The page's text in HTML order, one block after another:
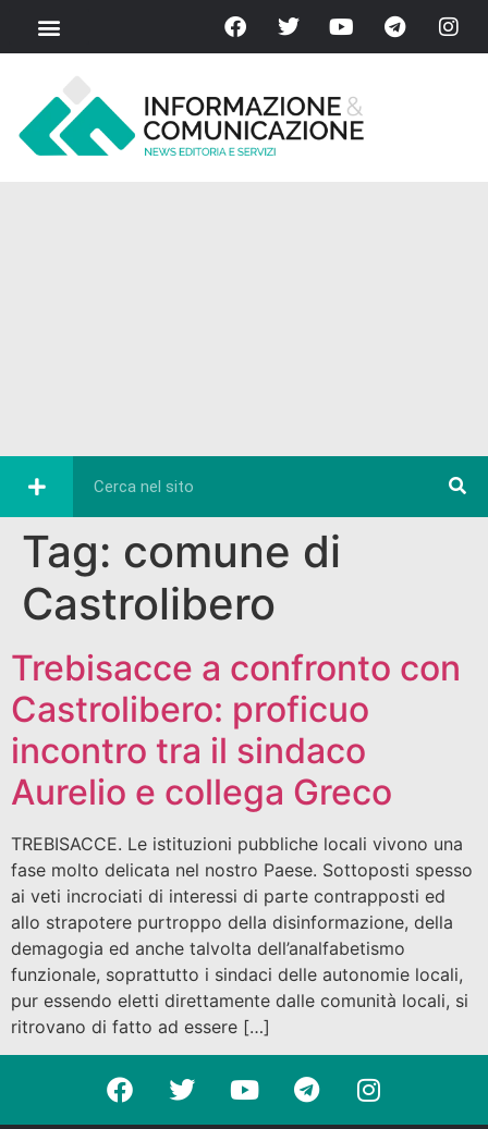
Tag: comune di
Castrolibero
Trebisacce a confronto con
Castrolibero: proficuo
incontro tra il sindaco
Aurelio e collega Greco
TREBISACCE. Le istituzioni pubbliche locali vivono una
fase molto delicata nel nostro Paese. Sottoposti spesso
ai veti incrociati di interessi di parte contrapposti ed
allo strapotere purtroppo della disinformazione, della
demagogia ed anche talvolta dell’analfabetismo
funzionale, soprattutto i sindaci delle autonomie locali,
pur essendo eletti direttamente dalle comunità locali, si
ritrovano di fatto ad essere […]